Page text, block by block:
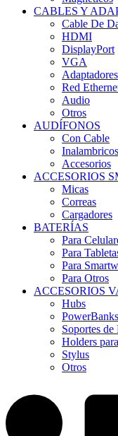
CABLES Y
Cable De
HDMI
DisplayPort
VGA
Adaptadores
Red
Audio
Otros
AUDÍFONOS
Con Cable
Accesorios
ACCESORIOS
Micas
Correas
Cargadores
BATERÍAS
Para
Para
Para
Para Otros
ACCESORIOS
Hubs
PowerBanks
Soportes de
Holders
Stylus
Otros